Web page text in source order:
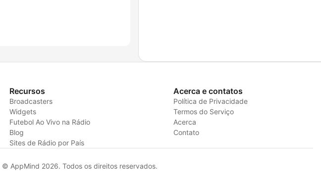
Recursos
Broadcasters
Widgets
Futebol Ao Vivo na Rádio
Blog
Sites de Rádio por País
Acerca e contatos
Política de Privacidade
Termos do Serviço
Acerca
Contato
© AppMind 2026. Todos os direitos reservados.